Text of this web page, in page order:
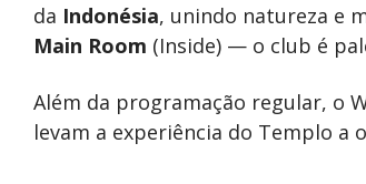
da Indonésia, unindo natureza e
Main Room (Inside) — o club é
Além da programação regular, o
levam a experiência do Templo a